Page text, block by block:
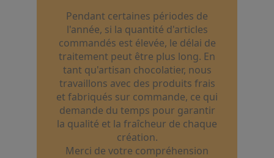
Pendant certaines périodes de
l'année, si la quantité d'articles
commandés est élevée, le délai de
traitement peut être plus long. En
tant qu'artisan chocolatier, nous
travaillons avec des produits frais
et fabriqués sur commande, ce qui
demande du temps pour garantir
la qualité et la fraîcheur de chaque
création.
Merci de votre compréhension